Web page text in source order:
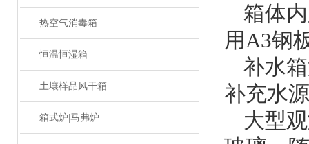
热空气消毒箱
恒温恒湿箱
土壤样品风干箱
箱式炉|马弗炉
箱体
用A3钢
补水
补充水
大型